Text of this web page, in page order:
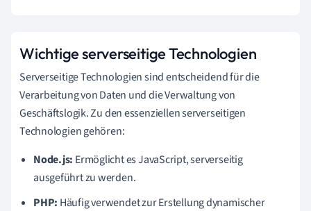
Wichtige serverseitige Technologien
Serverseitige Technologien sind entscheidend für die
Verarbeitung von Daten und die Verwaltung von
Geschäftslogik. Zu den essenziellen serverseitigen
Technologien gehören:
Node.js: Ermöglicht es JavaScript, serverseitig
ausgeführt zu werden.
PHP: Häufig verwendet zur Erstellung dynamischer